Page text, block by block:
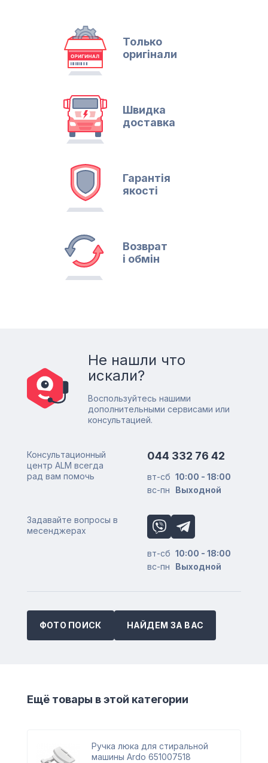
Только
оригінали
Швидка
доставка
Гарантія
якості
Возврат
і обмін
Не нашли что
искали?
Воспользуйтесь нашими
дополнительными сервисами или
консультацией.
Консультационный
центр ALM всегда
рад вам помочь
044 332 76 42
вт-сб 10:00 - 18:00
вс-пн
Выходной
Задавайте вопросы в
месенджерах
вт-сб 10:00 - 18:00
вс-пн
Выходной
ФОТО ПОИСК НАЙДЕМ ЗА ВАС
Ещё товары в этой категории
Ручка люка для стиральной
машины Ardo 651007518